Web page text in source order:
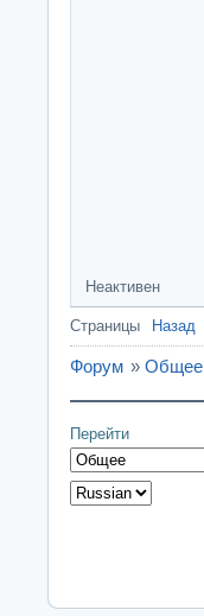
Неактивен
Страницы Назад
Форум » Общее
Перейти